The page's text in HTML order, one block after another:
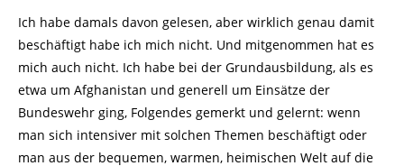
Ich habe damals davon gelesen, aber wirklich genau damit
beschäftigt habe ich mich nicht. Und mitgenommen hat es
mich auch nicht. Ich habe bei der Grundausbildung, als es
etwa um Afghanistan und generell um Einsätze der
Bundeswehr ging, Folgendes gemerkt und gelernt: wenn
man sich intensiver mit solchen Themen beschäftigt oder
man aus der bequemen, warmen, heimischen Welt auf die